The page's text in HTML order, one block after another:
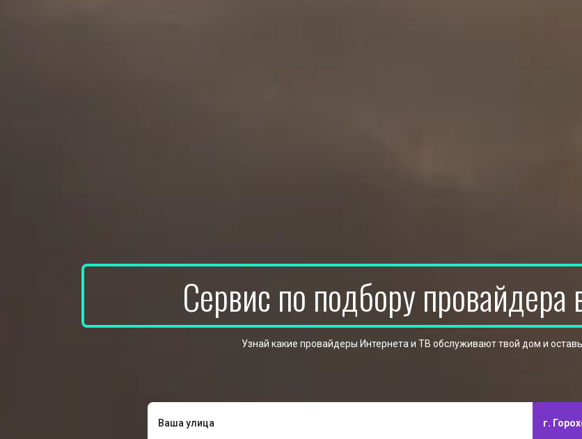
Сервис по подбору
Узнай какие провайдеры Интернета и ТВ обслуживают твой дом и
г.